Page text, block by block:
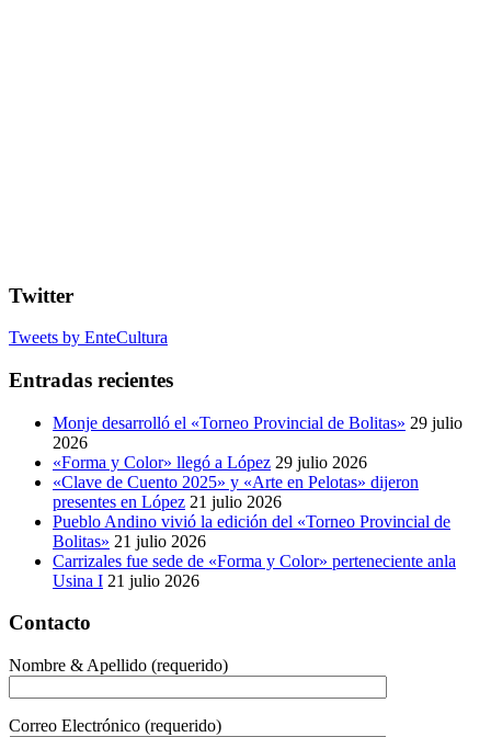
Twitter
Tweets by EnteCultura
Entradas recientes
Monje desarrolló el «Torneo Provincial de Bolitas» 29 julio
2026
«Forma y Color» llegó a López 29 julio 2026
«Clave de Cuento 2025» y «Arte en Pelotas» dijeron
presentes en López 21 julio 2026
Pueblo Andino vivió la edición del «Torneo Provincial de
Bolitas» 21 julio 2026
Carrizales fue sede de «Forma y Color» perteneciente anla
Usina I 21 julio 2026
Contacto
Nombre & Apellido (requerido)
Correo Electrónico (requerido)